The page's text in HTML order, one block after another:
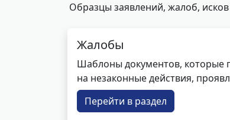
Образцы заявлений, жалоб,
Жалобы
Шаблоны документов, которые
на незаконные действия,
Перейти в раздел